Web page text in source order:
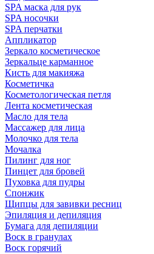
SPA маска для рук
SPA носочки
SPA перчатки
Аппликатор
Зеркало косметическое
Зеркальце карманное
Кисть для макияжа
Косметичка
Косметологическая петля
Лента косметическая
Масло для тела
Массажер для лица
Молочко для тела
Мочалка
Пилинг для ног
Пинцет для бровей
Пуховка для пудры
Спонжик
Щипцы для завивки ресниц
Эпиляция и депиляция
Бумага для депиляции
Воск в гранулах
Воск горячий